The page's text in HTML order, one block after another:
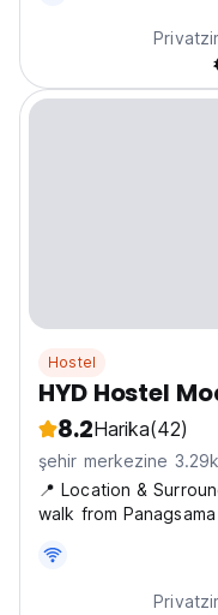
Hostel
HYD Hostel
8.2Harika(42)
şehir merkezine
📍 Location &
walk from
by vehicle from
bus station, and a